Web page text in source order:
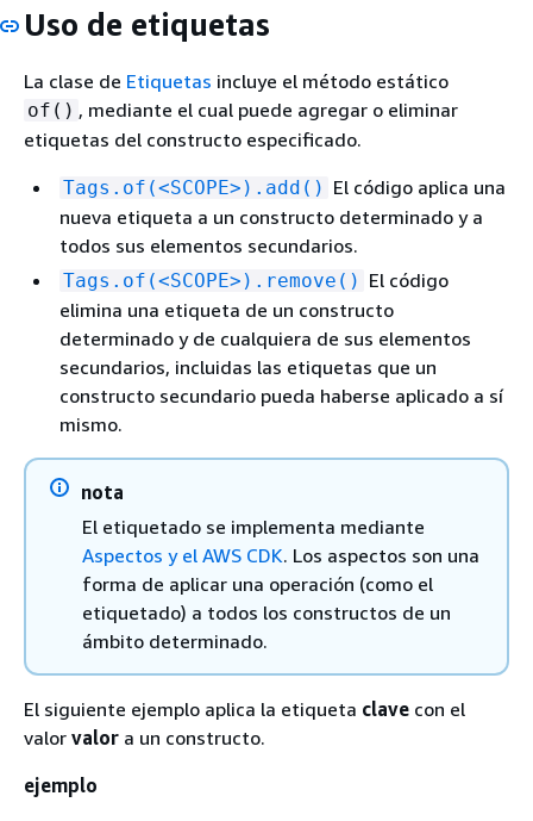
Uso de etiquetas
La clase de Etiquetas incluye el método estático
of() , mediante el cual puede agregar o eliminar
etiquetas del constructo especificado.
Tags.of(<SCOPE>).add() El código aplica una
nueva etiqueta a un constructo determinado y a
todos sus elementos secundarios.
Tags.of(<SCOPE>).remove() El código
elimina una etiqueta de un constructo
determinado y de cualquiera de sus elementos
secundarios, incluidas las etiquetas que un
constructo secundario pueda haberse aplicado a sí
mismo.
nota
El etiquetado se implementa mediante
Aspectos y el AWS CDK. Los aspectos son una
forma de aplicar una operación (como el
etiquetado) a todos los constructos de un
ámbito determinado.
El siguiente ejemplo aplica la etiqueta clave con el
valor valor a un constructo.
ejemplo